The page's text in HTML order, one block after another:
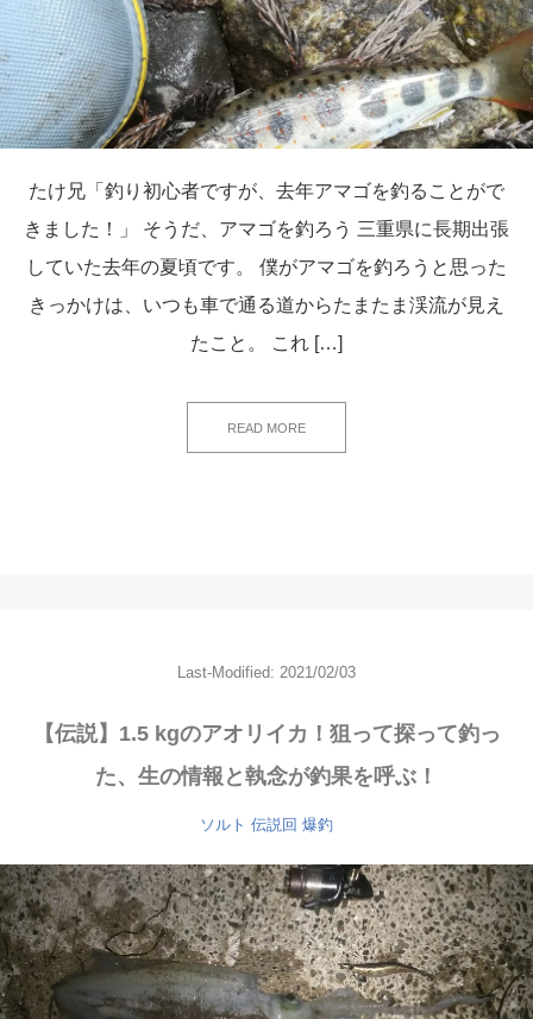
たけ兄「釣り初心者ですが、去年アマゴを釣ることがで
きました！」 そうだ、アマゴを釣ろう 三重県に長期出張
していた去年の夏頃です。 僕がアマゴを釣ろうと思った
きっかけは、いつも車で通る道からたまたま渓流が見え
たこと。 これ […]
READ MORE
Last-Modified: 2021/02/03
【伝説】1.5 kgのアオリイカ！狙って探って釣っ
た、生の情報と執念が釣果を呼ぶ！
ソルト 伝説回 爆釣